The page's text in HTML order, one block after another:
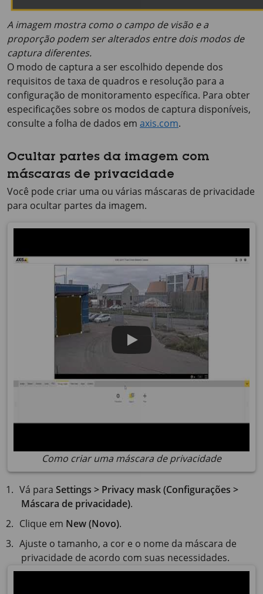
A imagem mostra como o campo de visão e a
proporção podem ser alterados entre dois modos de
captura diferentes.
O modo de captura a ser escolhido depende dos
requisitos de taxa de quadros e resolução para a
configuração de monitoramento específica. Para obter
especificações sobre os modos de captura disponíveis,
consulte a folha de dados em axis.com.
Ocultar partes da imagem com
máscaras de privacidade
Você pode criar uma ou várias máscaras de privacidade
para ocultar partes da imagem.
Como criar uma máscara de privacidade
Vá paraSettings > Privacy mask (Configurações >
Máscara de privacidade).
Clique em New (Novo).
Ajuste o tamanho, a cor e o nome da máscara de
privacidade de acordo com suas necessidades.